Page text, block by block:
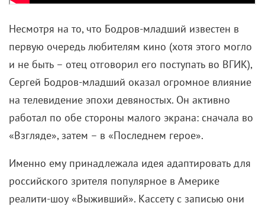
Несмотря на то, что Бодров-младший известен в
первую очередь любителям кино (хотя этого могло
и не быть – отец отговорил его поступать во ВГИК),
Сергей Бодров-младший оказал огромное влияние
на телевидение эпохи девяностых. Он активно
работал по обе стороны малого экрана: сначала во
«Взгляде», затем – в «Последнем герое».
Именно ему принадлежала идея адаптировать для
российского зрителя популярное в Америке
реалити-шоу «Выживший». Кассету с записью они